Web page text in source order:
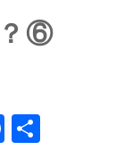
⑥
共